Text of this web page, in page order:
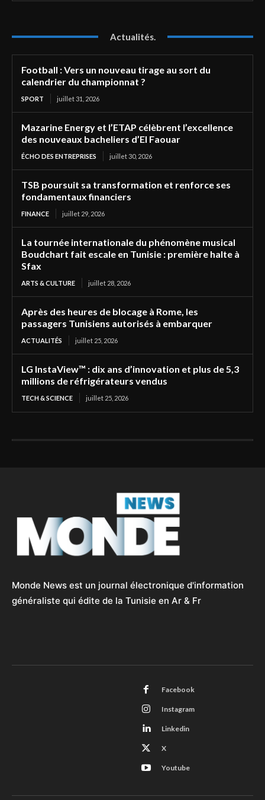
Actualités.
Football : Vers un nouveau tirage au sort du
calendrier du championnat ?
SPORT juillet 31, 2026
Mazarine Energy et l’ETAP célèbrent l’excellence
des nouveaux bacheliers d’El Faouar
ÉCHO DES ENTREPRISES juillet 30, 2026
TSB poursuit sa transformation et renforce ses
fondamentaux financiers
FINANCE juillet 29, 2026
La tournée internationale du phénomène musical
Boudchart fait escale en Tunisie : première halte à
Sfax
ARTS & CULTURE juillet 28, 2026
Après des heures de blocage à Rome, les
passagers Tunisiens autorisés à embarquer
ACTUALITÉS juillet 25, 2026
LG InstaView™ : dix ans d’innovation et plus de 5,3
millions de réfrigérateurs vendus
TECH & SCIENCE juillet 25, 2026
Monde News est un journal électronique d'information
généraliste qui édite de la Tunisie en Ar & Fr
Facebook
Instagram
Linkedin
X
Youtube